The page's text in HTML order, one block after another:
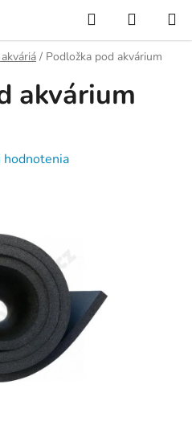
Hľadať
KOŠÍK
/ Podložka pod akvárium
akvárium
hodnotenia